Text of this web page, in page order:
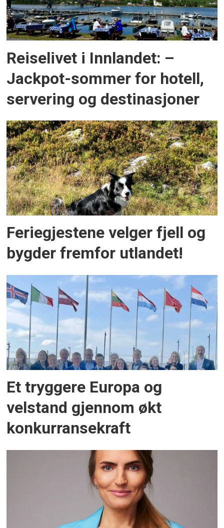
Reiselivet i Innlandet: –
Jackpot-sommer for hotell,
servering og destinasjoner
Feriegjestene velger fjell og
bygder fremfor utlandet!
Et tryggere Europa og
velstand gjennom økt
konkurransekraft